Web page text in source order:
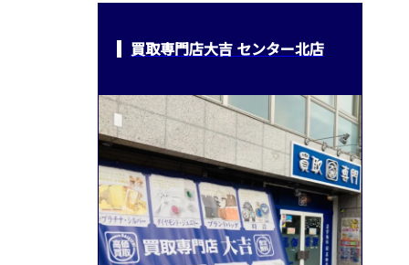
買取専門店大吉 センター北店